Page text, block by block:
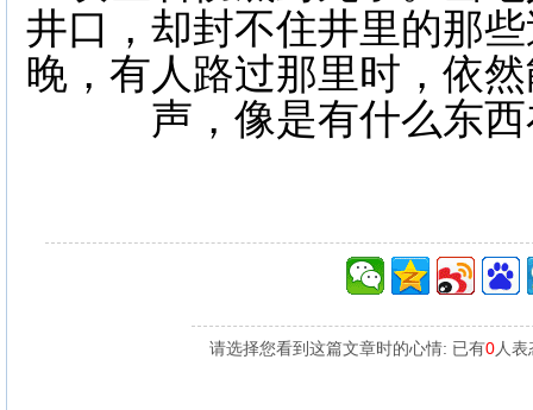
井口，却封不住井里的那
晚，有人路过那里时，依
声，像是有什么东
请选择您看到这篇文章时的心情: 已有0人